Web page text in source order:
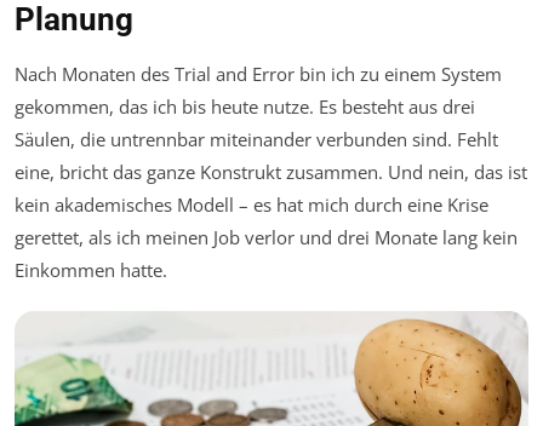
Planung
Nach Monaten des Trial and Error bin ich zu einem System
gekommen, das ich bis heute nutze. Es besteht aus drei
Säulen, die untrennbar miteinander verbunden sind. Fehlt
eine, bricht das ganze Konstrukt zusammen. Und nein, das ist
kein akademisches Modell – es hat mich durch eine Krise
gerettet, als ich meinen Job verlor und drei Monate lang kein
Einkommen hatte.